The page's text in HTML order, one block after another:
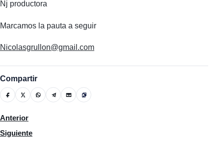
Nj productora
Marcamos la pauta a seguir
Nicolasgrullon@gmail.com
Compartir
Artículo anterior: Senador Carlos Gómez resalta papel de
Anterior
Artículo siguiente: Autoridades dan inicio a la ruta de la salud
Siguiente